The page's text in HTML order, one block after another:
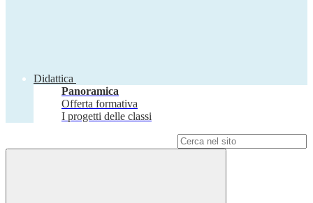
Didattica
Panoramica
Offerta formativa
I progetti delle classi